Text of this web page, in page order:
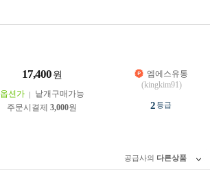
17,400 원
옵션가
낱개구매가능
주문시결제 3,000원
엠에스유통
(kingkim91)
2등급
공급사의 다른상품